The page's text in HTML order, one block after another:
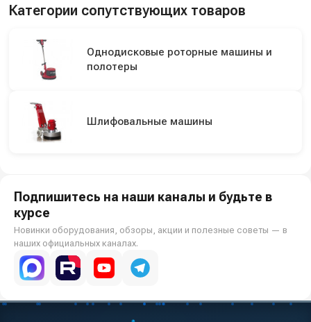
Категории сопутствующих товаров
Однодисковые роторные машины и
полотеры
Шлифовальные машины
Подпишитесь на наши каналы и будьте в
курсе
Новинки оборудования, обзоры, акции и полезные советы — в
наших официальных каналах.